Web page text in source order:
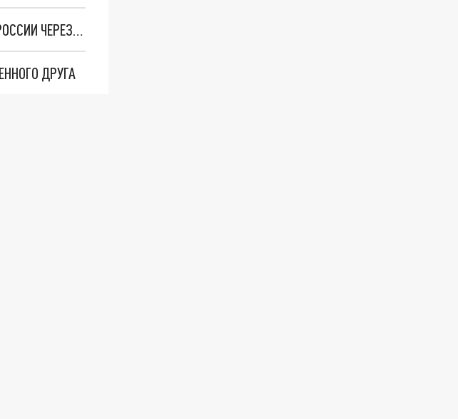
"ВПЕРЕДИ СЛОЖНЫЕ, НО ИНТЕРЕСНЫЕ ВРЕМЕНА": ОХЛОБЫСТИН РАССКАЗАЛ О РОССИИ ЧЕРЕЗ 20 ЛЕТ
ДРУГА